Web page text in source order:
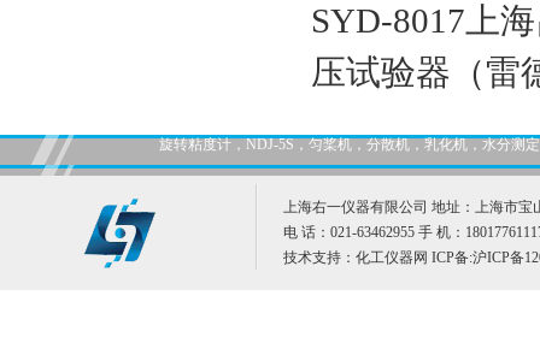
SYD-8017上
压试验器（雷
旋转粘度计，NDJ-5S，匀桨机，分散机，乳化机，水分测
上海右一仪器有限公司 地址：上海市宝
电 话：021-63462955 手 机：
技术支持： 化工仪器网 ICP备:沪ICP备